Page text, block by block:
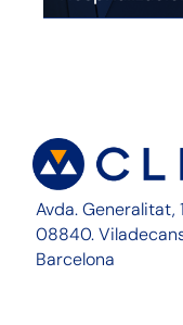
Avda. Generalitat,
08840.
Barcelona